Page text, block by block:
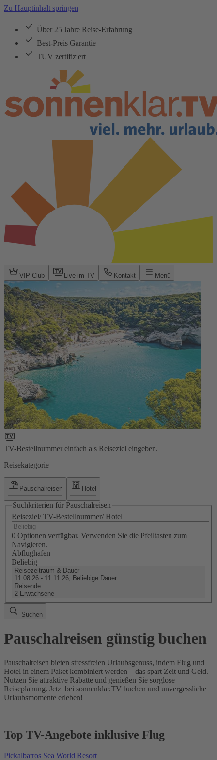
Zu Hauptinhalt springen
Über 25 Jahre Reise-Erfahrung
Best-Preis Garantie
TÜV zertifiziert
VIP Club Live im TV Kontakt Menü
TV-Bestellnummer einfach als Reiseziel eingeben.
Reisekategorie
Pauschalreisen Hotel
Suchkriterien für Pauschalreisen
Reiseziel/ TV-Bestellnummer/ Hotel
0 Optionen verfügbar. Verwenden Sie die Pfeiltasten zum
Navigieren.
Abflughafen
Beliebig
Reisezeitraum & Dauer
11.08.26 - 11.11.26, Beliebige Dauer
Reisende
2 Erwachsene
Suchen
Pauschalreisen günstig buchen
Pauschalreisen bieten stressfreien Urlaubsgenuss, indem Flug und
Hotel in einem Paket kombiniert werden – das spart Zeit und Geld.
Nutzen Sie attraktive Rabatte und genießen Sie sorglose
Reiseplanung. Jetzt bei sonnenklar.TV buchen und unvergessliche
Urlaubsmomente erleben!
Top TV-Angebote inklusive Flug
Pickalbatros Sea World Resort